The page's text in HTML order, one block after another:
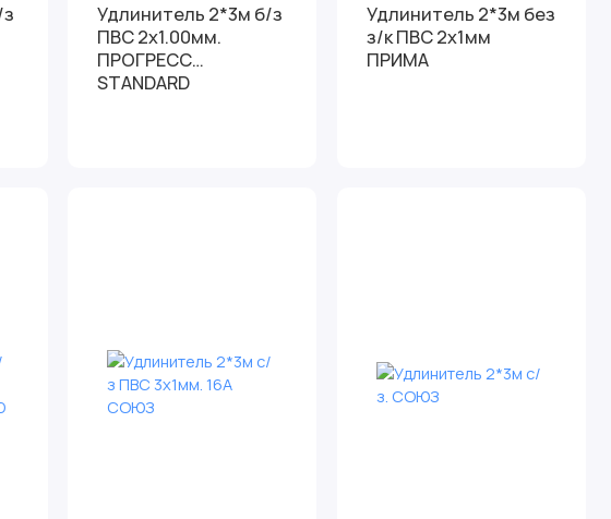
Удлинитель 2*3м б/з
ПВС 2х1.00мм.
ПРОГРЕСС
STANDARD
Удлинитель 2*3м без
з/к ПВС 2х1мм
ПРИМА